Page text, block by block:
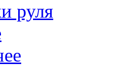
руля